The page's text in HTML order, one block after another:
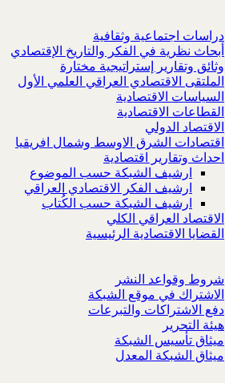
دراسات اجتماعية وثقافية
أبحاث نظرية في الفكر والتاريخ الإقتصادي
وثائق وتقارير إستراتيجية مختارة
الملتقى الاقتصادي العراقي العلمي الأول
السياسات الاقتصادية
القطاعات الاقتصادية
الاقتصاد الدولي
اقتصادات الشرق الاوسط وشمال افريقيا
احداث وتقارير اقتصادية
ارشيف الشبكة حسب الموضوع
ارشيف الفكر الاقتصادي العراقي
ارشيف الشبكة حسب الكُتاب
الاقتصاد العراقي الكلي
القضايا الاقتصادية الرئيسية
شروط وقواعد النشر
الاشتراك في موقع الشبكة
دفع الاشتراكات والتبرعات
هيئة التحرير
ميثاق تأسيس الشبكة
ميثاق الشبكة المعدل